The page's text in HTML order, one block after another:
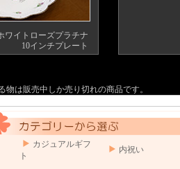
ワイトローズプラチナ
10インチプレート
は販売中しか売り切れの商品です。
カジュアルギフ
ト
内祝い